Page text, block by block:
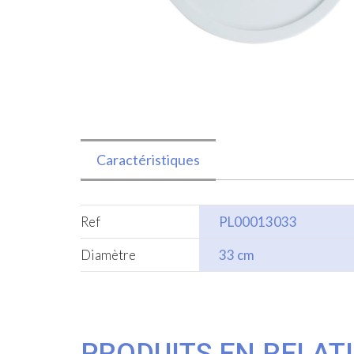
Caractéristiques
Ref
PL00013033
Diamètre
33 cm